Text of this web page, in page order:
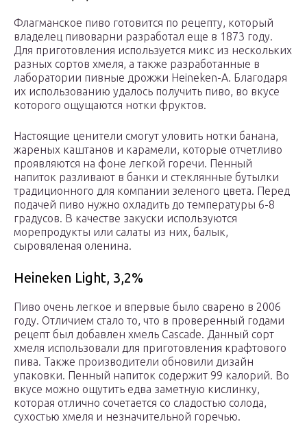
Флагманское пиво готовится по рецепту, который
владелец пивоварни разработал еще в 1873 году.
Для приготовления используется микс из нескольких
разных сортов хмеля, а также разработанные в
лаборатории пивные дрожжи Heineken-A. Благодаря
их использованию удалось получить пиво, во вкусе
которого ощущаются нотки фруктов.
Настоящие ценители смогут уловить нотки банана,
жареных каштанов и карамели, которые отчетливо
проявляются на фоне легкой горечи. Пенный
напиток разливают в банки и стеклянные бутылки
традиционного для компании зеленого цвета. Перед
подачей пиво нужно охладить до температуры 6-8
градусов. В качестве закуски используются
морепродукты или салаты из них, балык,
сыровяленая оленина.
Heineken Light, 3,2%
Пиво очень легкое и впервые было сварено в 2006
году. Отличием стало то, что в проверенный годами
рецепт был добавлен хмель Cascade. Данный сорт
хмеля использовали для приготовления крафтового
пива. Также производители обновили дизайн
упаковки. Пенный напиток содержит 99 калорий. Во
вкусе можно ощутить едва заметную кислинку,
которая отлично сочетается со сладостью солода,
сухостью хмеля и незначительной горечью.